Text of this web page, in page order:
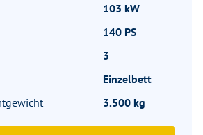
103 kW
140 PS
3
Einzelbett
3.500 kg